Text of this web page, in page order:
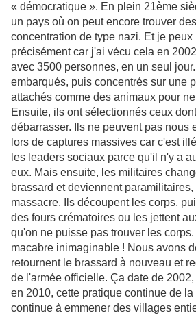
« démocratique ». En plein 21ème
un pays où on peut encore trouver
concentration de type nazi. Et je peux
précisément car j'ai vécu cela en
avec 3500 personnes, en un seul
embarqués, puis concentrés sur une
attachés comme des animaux pour
Ensuite, ils ont sélectionnés ceux
débarrasser. Ils ne peuvent pas nous
lors de captures massives car c'est
les leaders sociaux parce qu'il n'y a
eux. Mais ensuite, les militaires
brassard et deviennent
massacre. Ils découpent les corps,
des fours crématoires ou les jettent
qu'on ne puisse pas trouver les
macabre inimaginable ! Nous avons
retournent le brassard à nouveau et
de l'armée officielle. Ça date de
en 2010, cette pratique continue de
continue à emmener des villages